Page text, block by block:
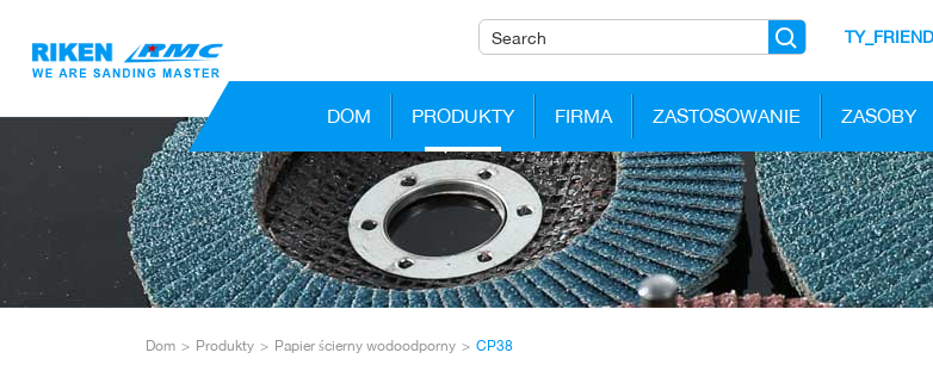
DOM PRODUKTY FIRMA ZASTOSOWANIE ZASOBY
Dom Produkty Papier ścierny wodoodporny CP38